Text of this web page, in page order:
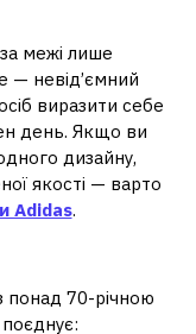
межі лише
— невід’ємний
виразити себе
день. Якщо ви
дизайну,
якості — варто
Adidas.
70-річною